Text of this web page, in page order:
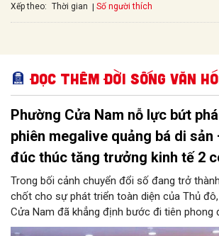
Xếp theo: Thời gian Số người thích
Đọc thêm Đời sống văn
Phường Cửa Nam nỗ lực bứt
phiên megalive quảng bá di
đúc thúc tăng trưởng kinh tế 2
Trong bối cảnh chuyển đổi số đang trở
chốt cho sự phát triển toàn diện của Thủ đô,
Cửa Nam đã khẳng định bước đi tiên phong
chức phiên livestream đặc biệt với chủ đề: